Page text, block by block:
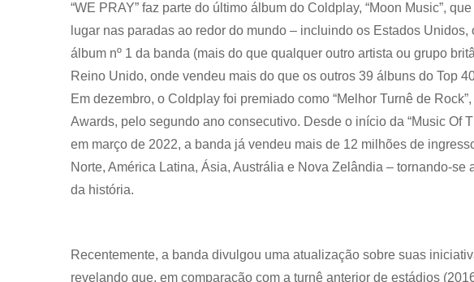
“WE PRAY” faz parte do último álbum do Coldplay, “Moon Music”,
lugar nas paradas ao redor do mundo – incluindo os Estados
álbum nº 1 da banda (mais do que qualquer outro artista ou grupo
Reino Unido, onde vendeu mais do que os outros 39 álbuns do Top
Em dezembro, o Coldplay foi premiado como “Melhor Turnê de
Awards, pelo segundo ano consecutivo. Desde o início da “Music Of
em março de 2022, a banda já vendeu mais de 12 milhões de
Norte, América Latina, Ásia, Austrália e Nova Zelândia – tornando-se
da história.
Recentemente, a banda divulgou uma atualização sobre suas
revelando que, em comparação com a turnê anterior de estádios